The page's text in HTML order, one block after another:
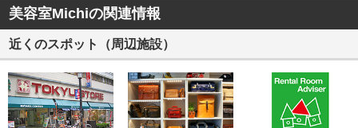
美容室Michiの関連情報
近くのスポット（周辺施設）